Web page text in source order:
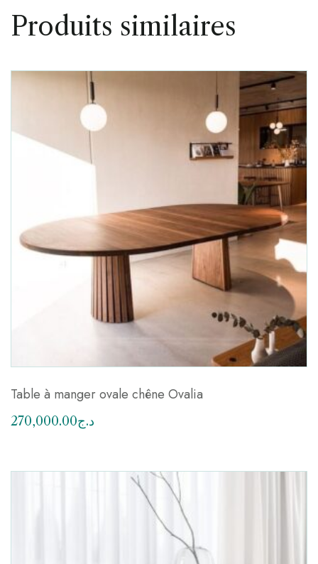
Produits similaires
Table à manger ovale chêne Ovalia
د.ج270,000.00